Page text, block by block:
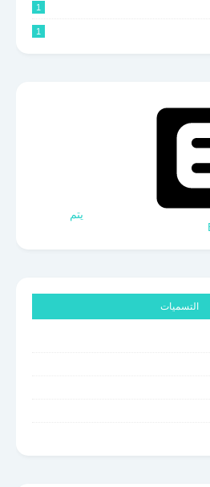
1
1
‏يتم
التسميات